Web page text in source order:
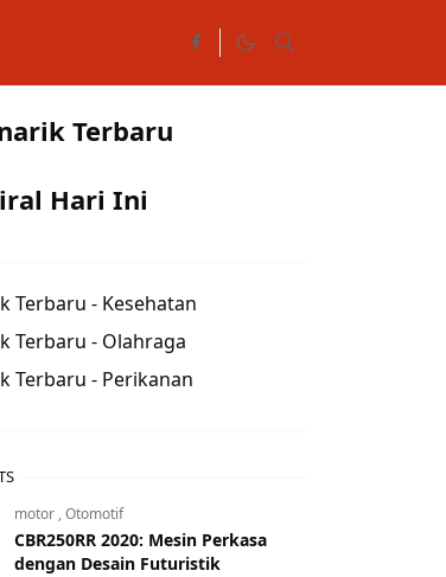
Terbaru
Hari Ini
Terbaru - Kesehatan
Terbaru - Olahraga
Terbaru - Perikanan
motor ,Otomotif
CBR250RR 2020: Mesin Perkasa
dengan Desain Futuristik